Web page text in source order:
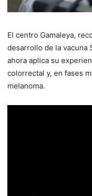
El centro Gamaleya,
desarrollo de la vacuna
ahora aplica su
colorrectal y, en fases
melanoma.